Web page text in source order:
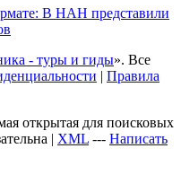
В НАН представили
- туры и гиды». Все
| Правила
открытая для поисковых
| XML --- Написать